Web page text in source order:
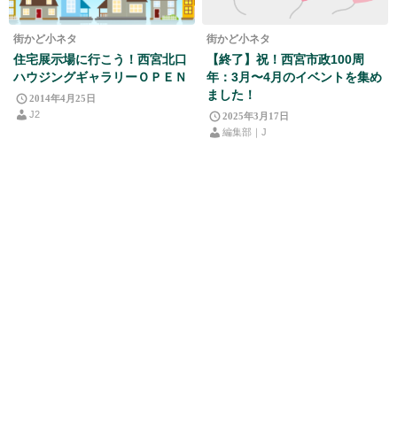
街かど小ネタ
住宅展示場に行こう！西宮北口
ハウジングギャラリーＯＰＥＮ
2014年4月25日
J2
街かど小ネタ
【終了】祝！西宮市政100周
年：3月〜4月のイベントを集め
ました！
2025年3月17日
編集部｜J